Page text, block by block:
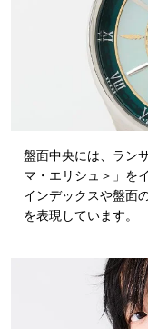
盤面中央には、ラン
マ・エリシュ＞」を
インデックスや盤面
を表現しています。